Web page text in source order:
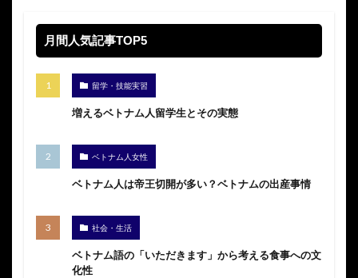
月間人気記事TOP5
留学・技能実習
増えるベトナム人留学生とその実態
ベトナム人女性
ベトナム人は帝王切開が多い？ベトナムの出産事情
社会・生活
ベトナム語の「いただきます」から考える食事への文
化性